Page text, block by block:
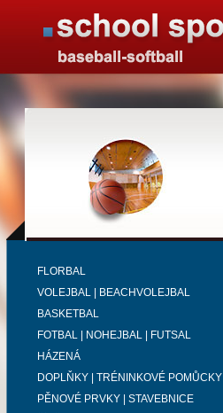
FLORBAL
VOLEJBAL | BEACHVOLEJBAL
BASKETBAL
FOTBAL | NOHEJBAL | FUTSAL
HÁZENÁ
DOPLŇKY | TRÉNINKOVÉ POMŮCKY
PĚNOVÉ PRVKY | STAVEBNICE